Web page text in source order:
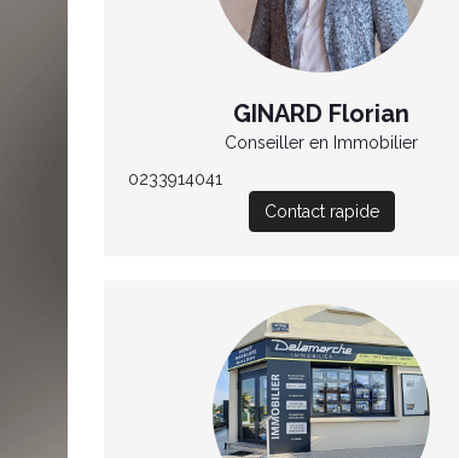
GINARD Florian
Conseiller en Immobilier
0233914041
Contact rapide